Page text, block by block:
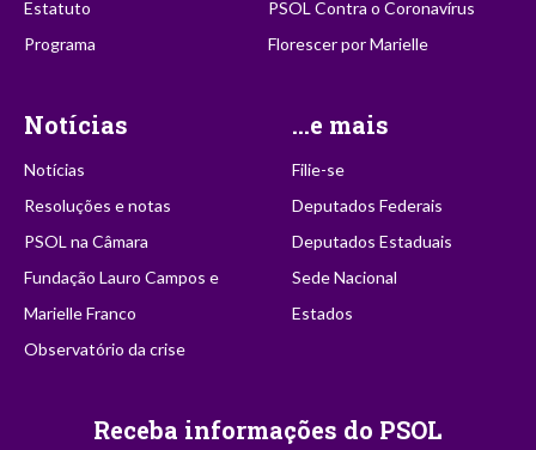
Estatuto
Programa
PSOL Contra o Coronavírus
Florescer por Marielle
Notícias
Notícias
Resoluções e notas
PSOL na Câmara
Fundação Lauro Campos e
Marielle Franco
Observatório da crise
...e mais
Filie-se
Deputados Federais
Deputados Estaduais
Sede Nacional
Estados
Receba informações do PSOL